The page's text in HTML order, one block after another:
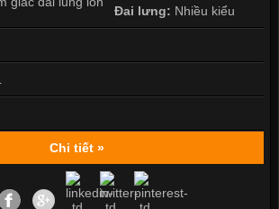
Đai lưng: Nhiều kiểu
Chi tiết »